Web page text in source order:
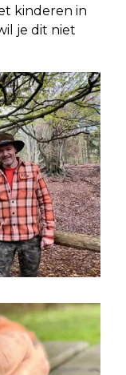
kinderen in
je dit niet